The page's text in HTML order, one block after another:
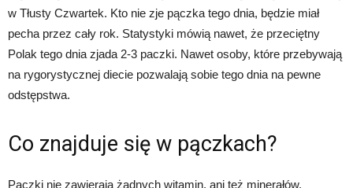
w Tłusty Czwartek. Kto nie zje pączka tego dnia, będzie miał
pecha przez cały rok. Statystyki mówią nawet, że przeciętny
Polak tego dnia zjada 2-3 paczki. Nawet osoby, które przebywają
na rygorystycznej diecie pozwalają sobie tego dnia na pewne
odstępstwa.
Co znajduje się w pączkach?
Pączki nie zawierają żadnych witamin, ani też minerałów.